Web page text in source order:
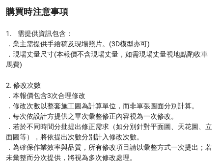
購買時注意事項
1.	需提供資訊包含：
．業主需提供手繪稿及現場照片。(3D模型亦可)
．現場丈量尺寸(本報價不含現場丈量，如需現場丈量視地點酌收車
馬費)
2. 修改次數
．本報價包含3次合理修改
．修改次數以整套施工圖為計算單位，而非單張圖面分別計算。
．每次依設計方提供之單次彙整修正內容視為一次修改。
．若於不同時間分批提出修正需求（如分別針對平面圖、天花圖、立
面圖等），將依提出次數分別計入修改次數。
．為確保作業效率與品質，所有修改項目請以彙整方式一次提出；若
未彙整而分次提供，將視為多次修改處理。